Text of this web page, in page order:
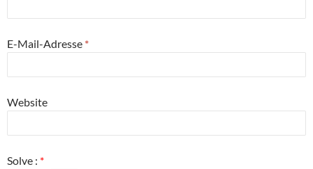
E-Mail-Adresse *
Website
Solve : *